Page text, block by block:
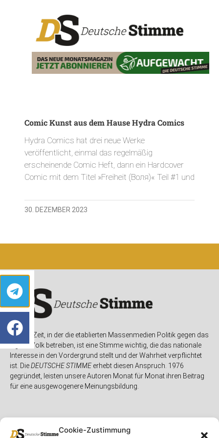
Cookie-Zustimmung
Comic Kunst aus dem Hause Hydra Comics
Hydra Comics hat drei neue Werke
veröffentlicht, einmal das regelmäßig
erscheinende Comic Heft, dann ein Hardcover
Comic mit dem Titel »Freiheit (Воля)« Teil #1 und
30. DEZEMBER 2023
In einer Zeit, in der die etablierten Massenmedien Politik gegen das
eigene Volk betreiben, ist eine Stimme wichtig, die das nationale
Interesse in den Vordergrund stellt und der Wahrheit verpflichtet
ist. DieDEUTSCHE STIMMEerhebt diesen Anspruch. 1976
gegründet, leisten unsere Autoren Monat für Monat ihren Beitrag
für eine ausgewogenere Meinungsbildung.